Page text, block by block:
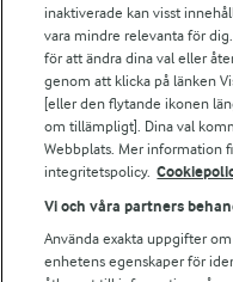
Arla webbshop
Bildbank
Följ oss
inaktiverade kan visst
vara mindre relevanta för
för att ändra dina val eller
genom att klicka på länken
[eller den flytande ikonen
om tillämpligt]. Dina val
Webbplats. Mer information
integritetspolicy.
Vi och våra partners
Använda exakta uppgifter
enhetens egenskaper för